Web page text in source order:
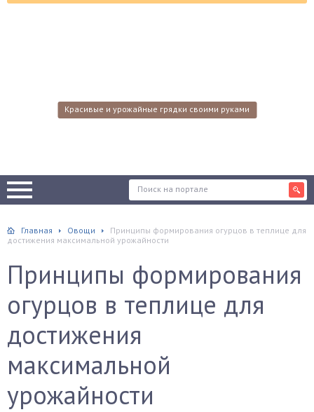
Красивые и урожайные грядки своими руками
Главная Овощи
Принципы формирования огурцов в теплице для
достижения максимальной урожайности
Принципы формирования
огурцов в теплице для
достижения
максимальной
урожайности